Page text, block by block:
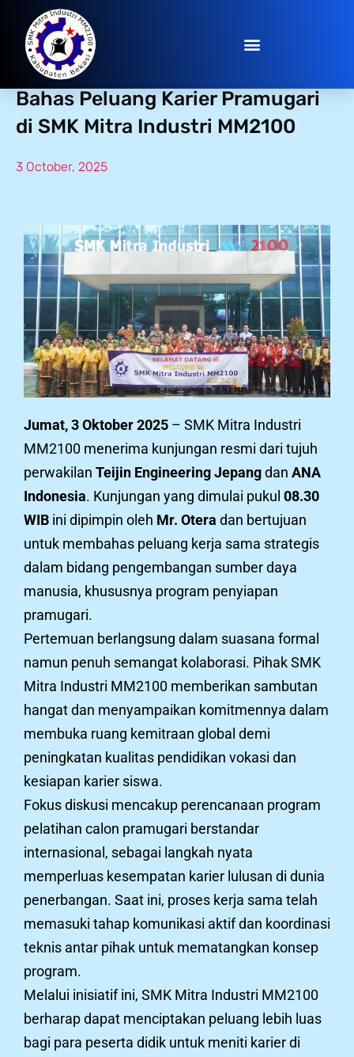
Japan Meets Mitra! Teijin & ANA
Bahas Peluang Karier Pramugari
di SMK Mitra Industri MM2100
3 October, 2025
Jumat, 3 Oktober 2025 – SMK Mitra Industri
MM2100 menerima kunjungan resmi dari tujuh
perwakilan Teijin Engineering Jepangdan ANA
Indonesia. Kunjungan yang dimulai pukul 08.30
WIB ini dipimpin oleh Mr. Otera dan bertujuan
untuk membahas peluang kerja sama strategis
dalam bidang pengembangan sumber daya
manusia, khususnya program penyiapan
pramugari.
Pertemuan berlangsung dalam suasana formal
namun penuh semangat kolaborasi. Pihak SMK
Mitra Industri MM2100 memberikan sambutan
hangat dan menyampaikan komitmennya dalam
membuka ruang kemitraan global demi
peningkatan kualitas pendidikan vokasi dan
kesiapan karier siswa.
Fokus diskusi mencakup perencanaan program
pelatihan calon pramugari berstandar
internasional, sebagai langkah nyata
memperluas kesempatan karier lulusan di dunia
penerbangan. Saat ini, proses kerja sama telah
memasuki tahap komunikasi aktif dan koordinasi
teknis antar pihak untuk mematangkan konsep
program.
Melalui inisiatif ini, SMK Mitra Industri MM2100
berharap dapat menciptakan peluang lebih luas
bagi para peserta didik untuk meniti karier di